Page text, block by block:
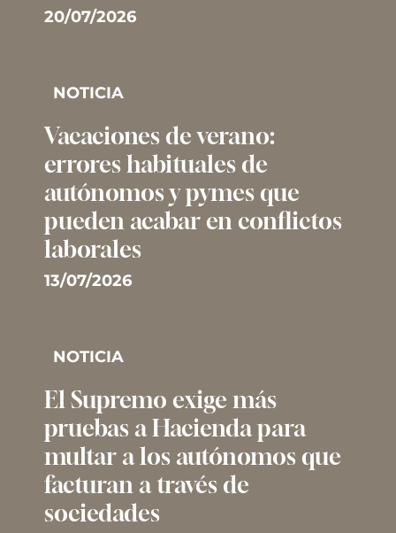
20/07/2026
NOTICIA
Vacaciones de verano:
errores habituales de
autónomos y pymes que
pueden acabar en conflictos
laborales
13/07/2026
NOTICIA
El Supremo exige más
pruebas a Hacienda para
multar a los autónomos que
facturan a través de
sociedades